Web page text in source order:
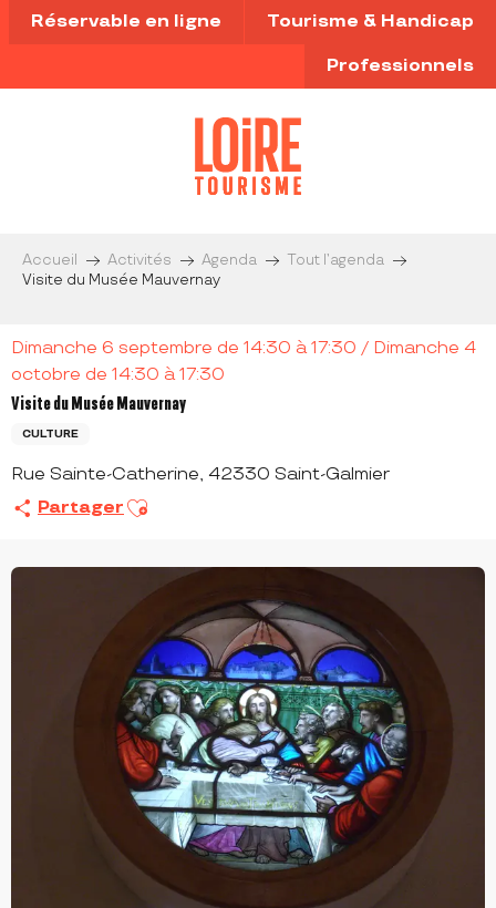
Aller
au
principal
Réservable en ligne Tourisme & Handicap
Professionnels
Accueil Activités Agenda
Tout l’agenda
Visite du Musée Mauvernay
Dimanche 6 septembre de 14:30 à 17:30 / Dimanche 4
octobre de 14:30 à 17:30
Visite du Musée Mauvernay
CULTURE
Rue Sainte-Catherine, 42330 Saint-Galmier
Partager Ajouter aux favoris